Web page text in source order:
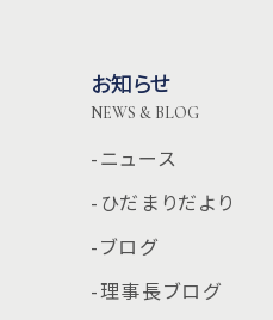
お知らせ
NEWS & BLOG
-ニュース
-ひだまりだより
-ブログ
-理事長ブログ